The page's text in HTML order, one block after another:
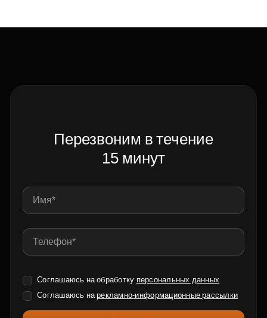
Перезвоним в течение
15 минут
Соглашаюсь на обработку персональных данных
Соглашаюсь нарекламно-информационные рассылки